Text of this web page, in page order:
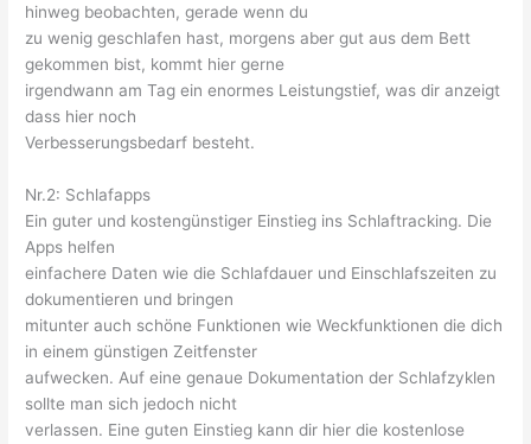
hinweg beobachten, gerade wenn du
zu wenig geschlafen hast, morgens aber gut aus dem Bett
gekommen bist, kommt hier gerne
irgendwann am Tag ein enormes Leistungstief, was dir anzeigt
dass hier noch
Verbesserungsbedarf besteht.
Nr.2: Schlafapps
Ein guter und kostengünstiger Einstieg ins Schlaftracking. Die
Apps helfen
einfachere Daten wie die Schlafdauer und Einschlafszeiten zu
dokumentieren und bringen
mitunter auch schöne Funktionen wie Weckfunktionen die dich
in einem günstigen Zeitfenster
aufwecken. Auf eine genaue Dokumentation der Schlafzyklen
sollte man sich jedoch nicht
verlassen. Eine guten Einstieg kann dir hier die kostenlose